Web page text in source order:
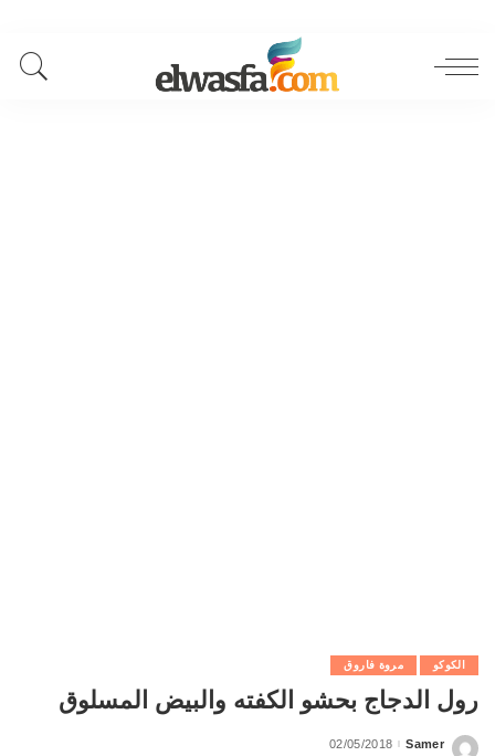
الكوكو مروة فاروق
رول الدجاج بحشو الكفته والبيض المسلوق
Posted
Samer
02/05/2018